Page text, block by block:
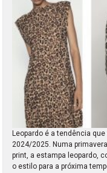
Leopardo é a tendência
2024/2025. Numa
print, a estampa leopardo,
o estilo para a próxima